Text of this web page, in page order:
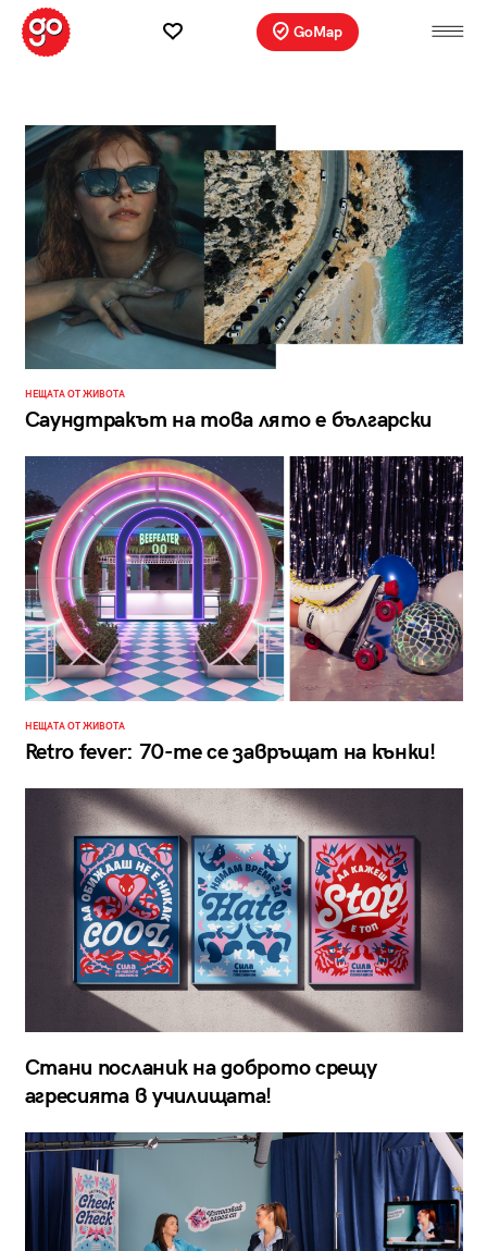
GoMap
НЕЩАТА ОТ ЖИВОТА
Саундтракът на това лято е български
НЕЩАТА ОТ ЖИВОТА
Retro fever: 70-те се завръщат на кънки!
Стани посланик на доброто срещу
агресията в училищата!